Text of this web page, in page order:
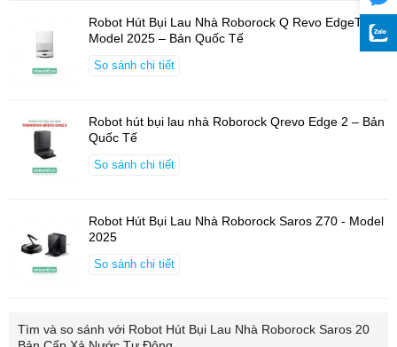
4.5cm + 4.3cm, di chuyển mượt mà giữa các không gian.
Trợ lý giọng nói “Hello Rocky”
cả khi không có WiFi.
Lực hút:36.000 Pa
Độ dày máy:
7.95 cm
Bản quốc tế: Hỗ trợ đa ngôn ngữ, cập nhật OTA ổn định
Robot Hút Bụi Lau Nhà Roborock Q Revo EdgeT
Model 2025 – Bản Quốc Tế
So sánh chi tiết
Robot hút bụi lau nhà Roborock Qrevo Edge 2 – Bản
Quốc Tế
So sánh chi tiết
Robot Hút Bụi Lau Nhà Roborock Saros Z70 - Model
2025
So sánh chi tiết
Tìm và so sánh với Robot Hút Bụi Lau Nhà Roborock Saros 20